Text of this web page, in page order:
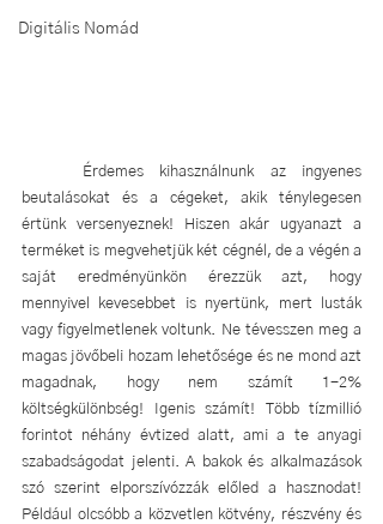
Digitális Nomád
beutalásokat és a cégeket, akik ténylegesen
értünk versenyeznek! Hiszen akár ugyanazt a
terméket is megvehetjük két cégnél, de a végén a
saját eredményünkön érezzük azt, hogy
mennyivel kevesebbet is nyertünk, mert lusták
vagy figyelmetlenek voltunk. Ne tévesszen meg a
magas jövőbeli hozam lehetősége és ne mond azt
magadnak, hogy nem számít 1-2%
költségkülönbség! Igenis számít! Több tízmillió
forintot néhány évtized alatt, ami a te anyagi
szabadságodat jelenti. A bakok és alkalmazások
szó szerint elporszívózzák előled a hasznodat!
Például olcsóbb a közvetlen kötvény, részvény és